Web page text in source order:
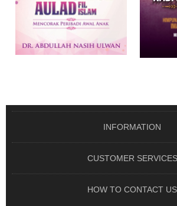
From RM 65.00
INFORMATION
CUSTOMER SERVICES
HOW TO CONTACT US